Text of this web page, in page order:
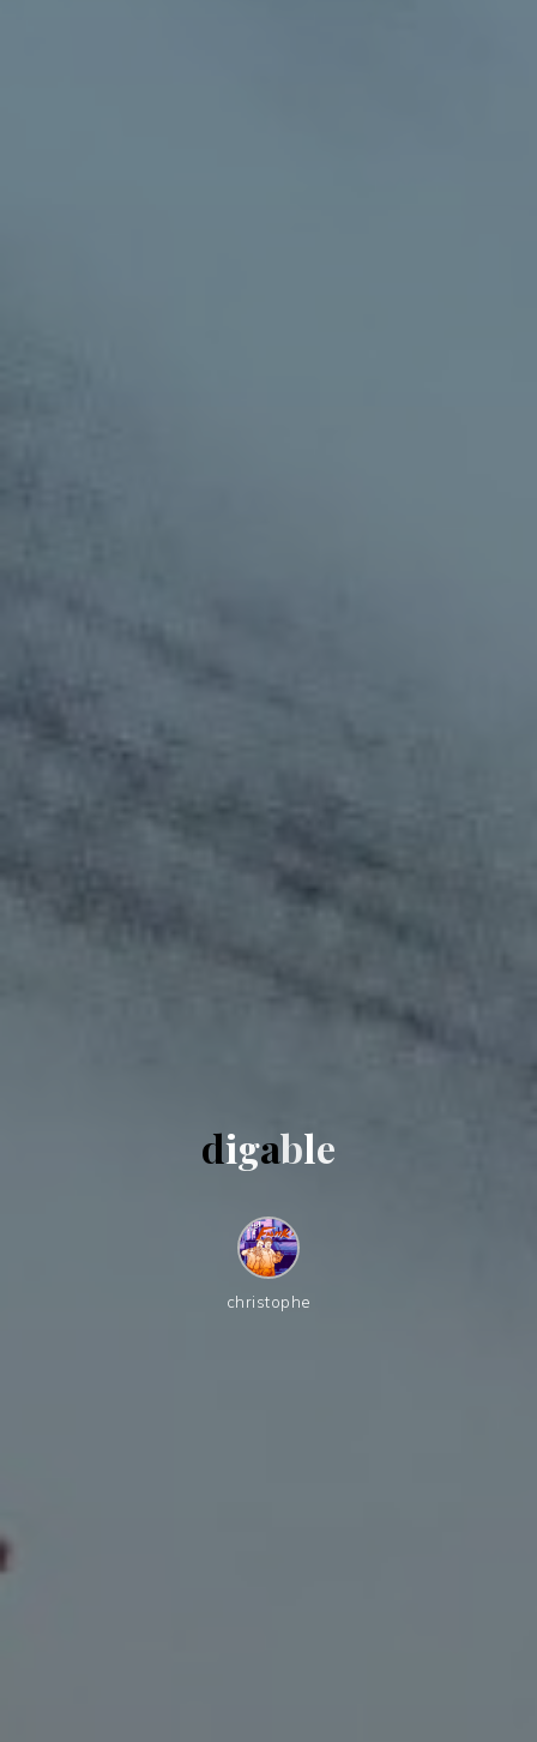
digable
christophe